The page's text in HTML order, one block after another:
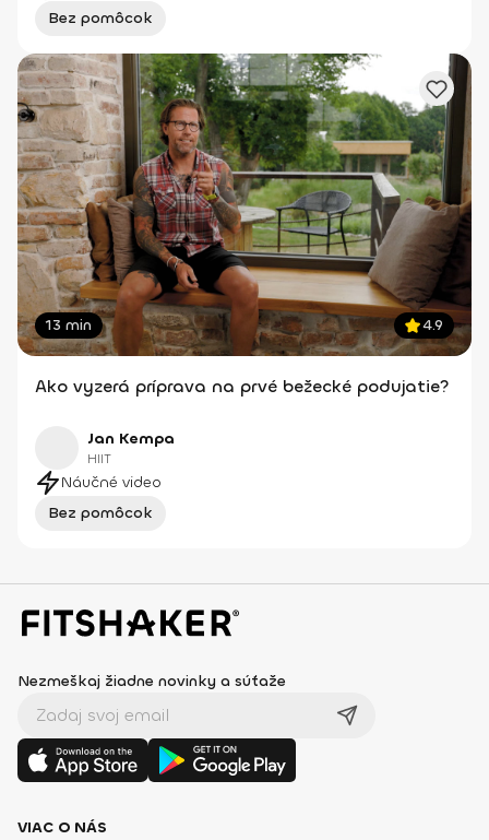
Bez pomôcok
13 min 4.9
Ako vyzerá príprava na prvé bežecké podujatie?
Jan Kempa
HIIT
Náučné video
Bez pomôcok
Nezmeškaj žiadne novinky a súťaže
VIAC O NÁS